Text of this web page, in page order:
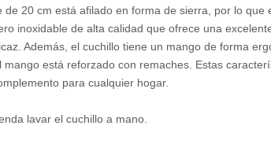
de 20 cm está afilado en forma de sierra, por lo
inoxidable de alta calidad que ofrece una
Además, el cuchillo tiene un mango de forma
está reforzado con remaches. Estas
para cualquier hogar.
lavar el cuchillo a mano.